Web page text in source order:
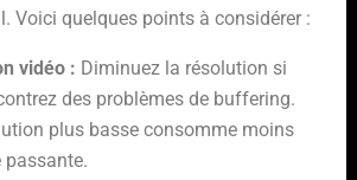
Voici quelques points à considérer :
vidéo : Diminuez la résolution si
des problèmes de buffering.
plus basse consomme moins
passante.